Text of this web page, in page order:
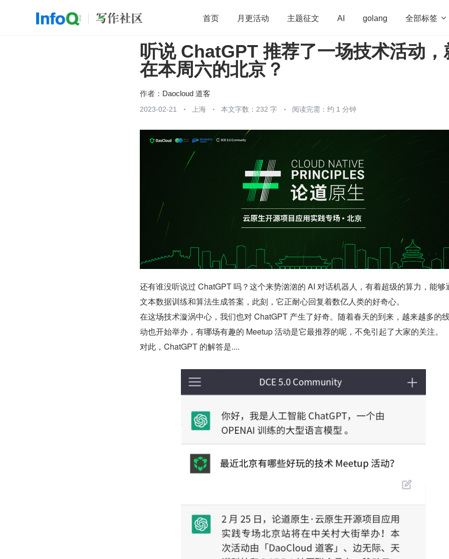
首页 月更活动 主题征文 AI golang 全部标签 
开源 架构 OpenHarmony 算法 学习方法 Web3.0 高
团队管理 程序员 运维
听说 ChatGPT 推荐了一场技术活动，
在本周六的北京？
作者： Daocloud 道客
2023-02-21 上海 本文字数：232 字 阅读完需：约 1 分钟
还有谁没听说过 ChatGPT 吗？这个来势汹汹的 AI 对话机器人，有着超级的算力，能够
文本数据训练和算法生成答案，此刻，它正耐心回复着数亿人类的好奇心。
在这场技术漩涡中心，我们也对 ChatGPT 产生了好奇。随着春天的到来，越来越多的
动也开始举办，有哪场有趣的 Meetup 活动是它最推荐的呢，不免引起了大家的关注。
对此，ChatGPT 的解答是....